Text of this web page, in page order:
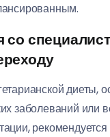
со
диеты,
заболеваний или
рекомендуется